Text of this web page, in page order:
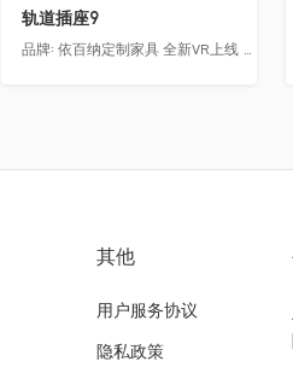
轨道插座9
品牌: 依百纳定制家具 全新VR上线 让您提前遇见你未来的家！
其他
用户服务协议
隐私政策